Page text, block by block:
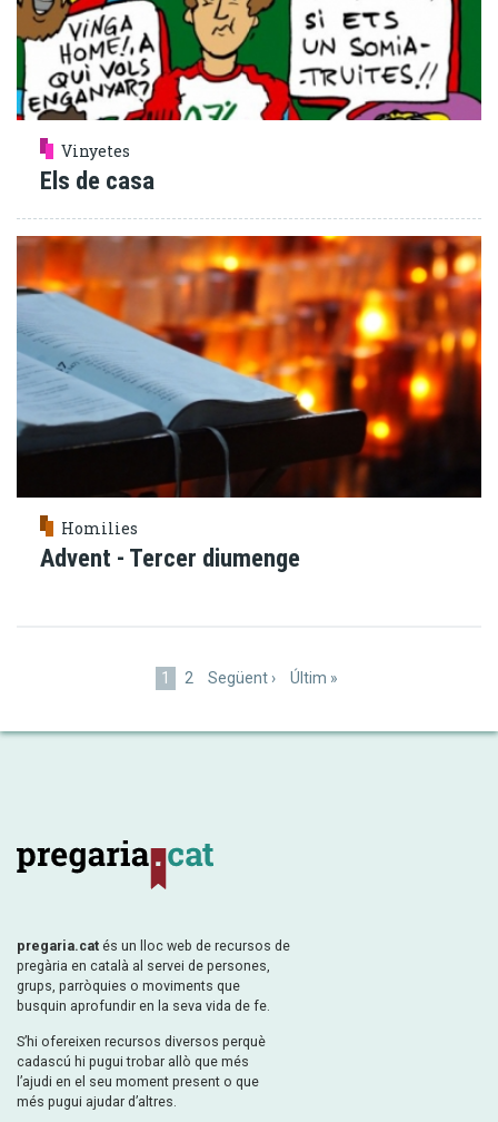
Vinyetes
Els de casa
Homilies
Advent - Tercer diumenge
Pàgina
1 Pàgina
2
Pàgina
Següent ›
Última
Últim »
pregaria.cat és un lloc web de recursos de
pregària en català al servei de persones,
grups, parròquies o moviments que
busquin aprofundir en la seva vida de fe.
S’hi ofereixen recursos diversos perquè
cadascú hi pugui trobar allò que més
l’ajudi en el seu moment present o que
més pugui ajudar d’altres.